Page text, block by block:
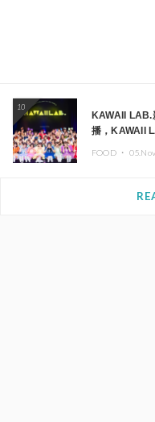
10
KAWAII
播，KAWAII
FOOD ・